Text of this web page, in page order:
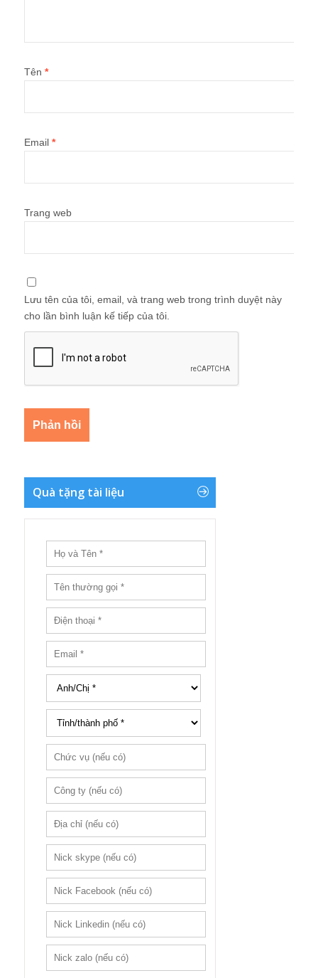
Tên *
Email *
Trang web
Lưu tên của tôi, email, và trang web trong trình duyệt này
cho lần bình luận kế tiếp của tôi.
Quà tặng tài liệu